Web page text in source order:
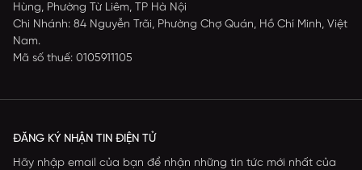
Hùng, Phường Từ Liêm, TP Hà Nội
Chi Nhánh: 84 Nguyễn Trãi, Phường Chợ Quán, Hồ Chí Minh, Việt
Nam.
Mã số thuế: 0105911105
ĐĂNG KÝ NHẬN TIN ĐIỆN TỬ
Hãy nhập email của bạn để nhận những tin tức mới nhất của